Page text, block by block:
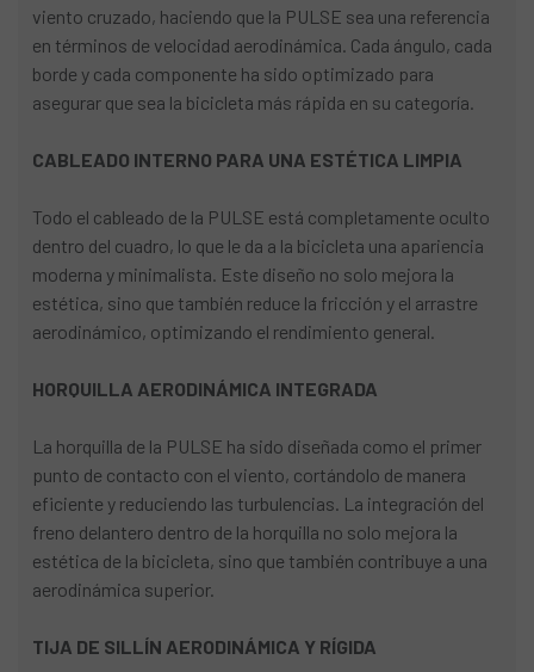
viento cruzado, haciendo que la PULSE sea una referencia
en términos de velocidad aerodinámica. Cada ángulo, cada
borde y cada componente ha sido optimizado para
asegurar que sea la bicicleta más rápida en su categoría.
CABLEADO INTERNO PARA UNA ESTÉTICA LIMPIA
Todo el cableado de la PULSE está completamente oculto
dentro del cuadro, lo que le da a la bicicleta una apariencia
moderna y minimalista. Este diseño no solo mejora la
estética, sino que también reduce la fricción y el arrastre
aerodinámico, optimizando el rendimiento general.
HORQUILLA AERODINÁMICA INTEGRADA
La horquilla de la PULSE ha sido diseñada como el primer
punto de contacto con el viento, cortándolo de manera
eficiente y reduciendo las turbulencias. La integración del
freno delantero dentro de la horquilla no solo mejora la
estética de la bicicleta, sino que también contribuye a una
aerodinámica superior.
TIJA DE SILLÍN AERODINÁMICA Y RÍGIDA